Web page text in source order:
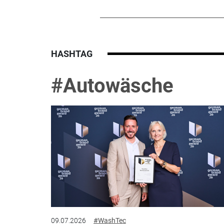
HASHTAG
#Autowäsche
09.07.2026 #WashTec